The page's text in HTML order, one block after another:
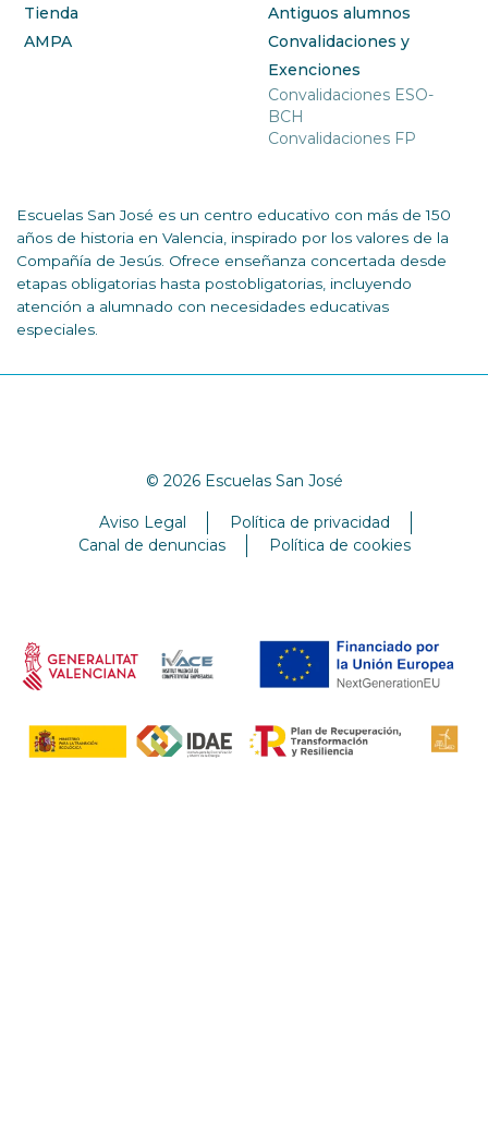
Tienda
AMPA
Antiguos alumnos
Convalidaciones y
Exenciones
Convalidaciones ESO-
BCH
Convalidaciones FP
Escuelas San José es un centro educativo con más de 150
años de historia en Valencia, inspirado por los valores de la
Compañía de Jesús. Ofrece enseñanza concertada desde
etapas obligatorias hasta postobligatorias, incluyendo
atención a alumnado con necesidades educativas
especiales.
© 2026 Escuelas San José
Aviso Legal
Política de privacidad
Canal de denuncias
Política de cookies